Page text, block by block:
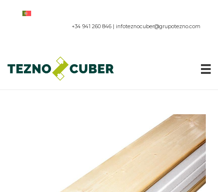
+34 941 260 846 | infoteznocuber@grupotezno.com